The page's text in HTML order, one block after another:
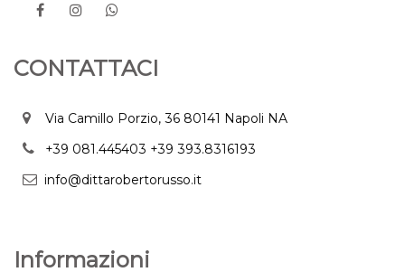
CONTATTACI
Via Camillo Porzio, 36 80141 Napoli NA
+39 081.445403 +39 393.8316193
info@dittarobertorusso.it
Informazioni